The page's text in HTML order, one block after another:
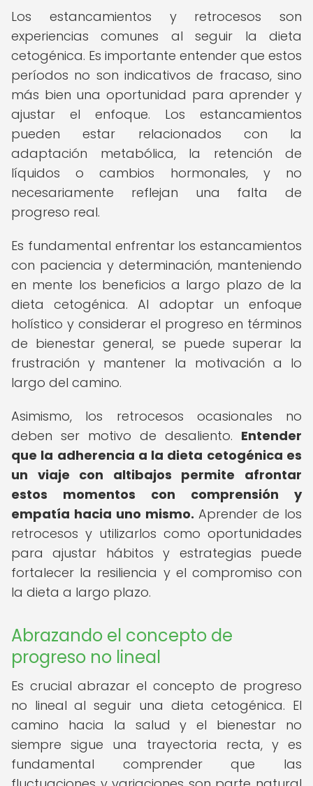
Los estancamientos y retrocesos son
experiencias comunes al seguir la dieta
cetogénica. Es importante entender que estos
períodos no son indicativos de fracaso, sino
más bien una oportunidad para aprender y
ajustar el enfoque. Los estancamientos
pueden estar relacionados con la
adaptación metabólica, la retención de
líquidos o cambios hormonales, y no
necesariamente reflejan una falta de
progreso real.
Es fundamental enfrentar los estancamientos
con paciencia y determinación, manteniendo
en mente los beneficios a largo plazo de la
dieta cetogénica. Al adoptar un enfoque
holístico y considerar el progreso en términos
de bienestar general, se puede superar la
frustración y mantener la motivación a lo
largo del camino.
Asimismo, los retrocesos ocasionales no
deben ser motivo de desaliento. Entender
que la adherencia a la dieta cetogénica es
un viaje con altibajos permite afrontar
estos momentos con comprensión y
empatía hacia uno mismo. Aprender de los
retrocesos y utilizarlos como oportunidades
para ajustar hábitos y estrategias puede
fortalecer la resiliencia y el compromiso con
la dieta a largo plazo.
Abrazando el concepto de
progreso no lineal
Es crucial abrazar el concepto de progreso
no lineal al seguir una dieta cetogénica. El
camino hacia la salud y el bienestar no
siempre sigue una trayectoria recta, y es
fundamental comprender que las